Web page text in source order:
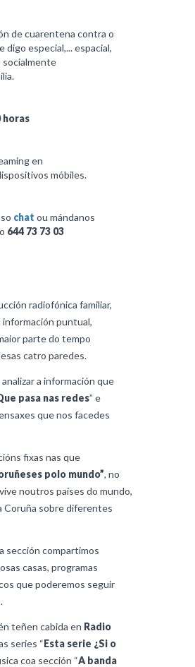
de cuarentena contra o
digo especial,... espacial,
socialmente
horas
en
móbiles.
chat ou mándanos
644 73 73 03
radiofónica familiar,
puntual,
parte do tempo
catro paredes.
a información que
pasa nas redes” e
que nos facedes
fixas nas que
polo mundo”, no
noutros países do mundo,
Coruña sobre diferentes
sección compartimos
casas, programas
que poderemos seguir
teñen cabida en Radio
series “Esta serie ¿Si o
coa sección “A banda